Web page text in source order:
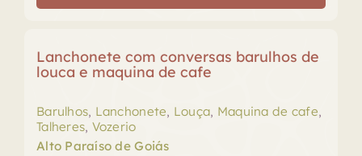
Lanchonete com conversas barulhos de
louca e maquina de cafe
Barulhos, Lanchonete, Louça, Maquina de cafe,
Talheres, Vozerio
Alto Paraíso de Goiás